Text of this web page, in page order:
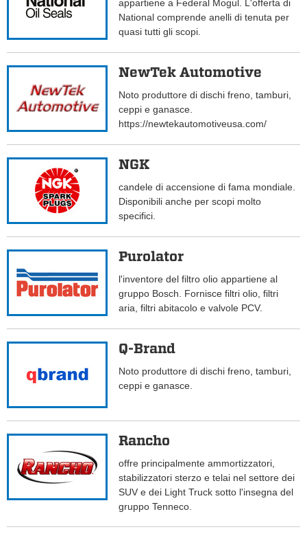
appartiene a Federal Mogul. L'offerta di
National comprende anelli di tenuta per
quasi tutti gli scopi.
NewTek Automotive
Noto produttore di dischi freno, tamburi,
ceppi e ganasce.
https://newtekautomotiveusa.com/
NGK
candele di accensione di fama mondiale.
Disponibili anche per scopi molto
specifici.
Purolator
l'inventore del filtro olio appartiene al
gruppo Bosch. Fornisce filtri olio, filtri
aria, filtri abitacolo e valvole PCV.
Q-Brand
Noto produttore di dischi freno, tamburi,
ceppi e ganasce.
Rancho
offre principalmente ammortizzatori,
stabilizzatori sterzo e telai nel settore dei
SUV e dei Light Truck sotto l'insegna del
gruppo Tenneco.